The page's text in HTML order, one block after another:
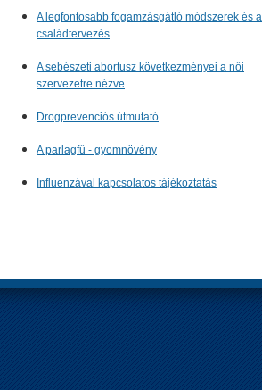
A legfontosabb fogamzásgátló módszerek és a
családtervezés
A sebészeti abortusz következményei a női
szervezetre nézve
Drogprevenciós útmutató
A parlagfű - gyomnövény
Influenzával kapcsolatos tájékoztatás